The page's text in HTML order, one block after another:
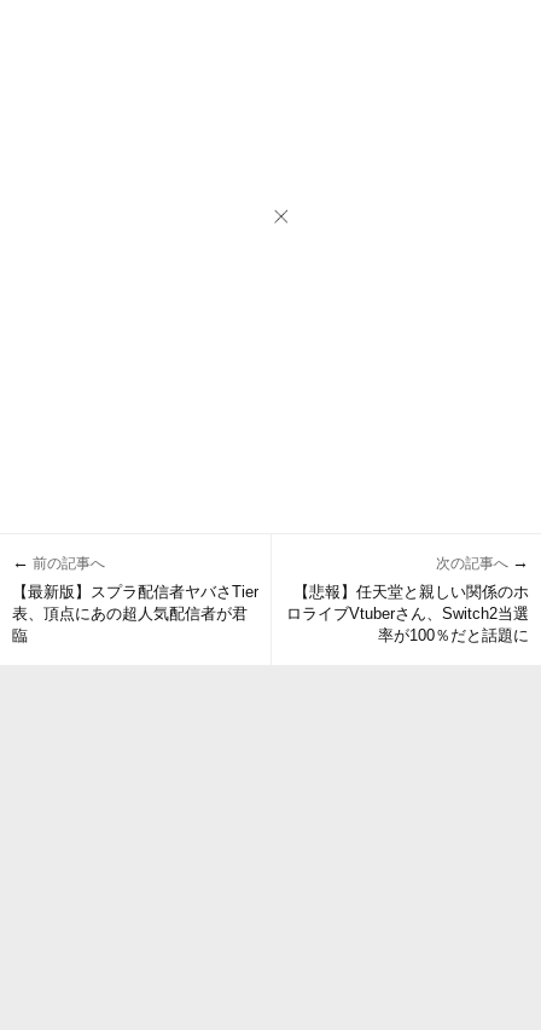
← 前の記事へ
【最新版】スプラ配信者ヤバさTier
表、頂点にあの超人気配信者が君
臨
次の記事へ →
【悲報】任天堂と親しい関係のホ
ロライブVtuberさん、Switch2当選
率が100％だと話題に